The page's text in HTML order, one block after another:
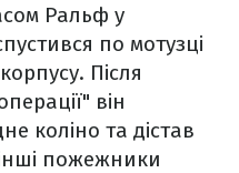
Ральф у
по мотузці
Після
він
коліно та дістав
пожежники